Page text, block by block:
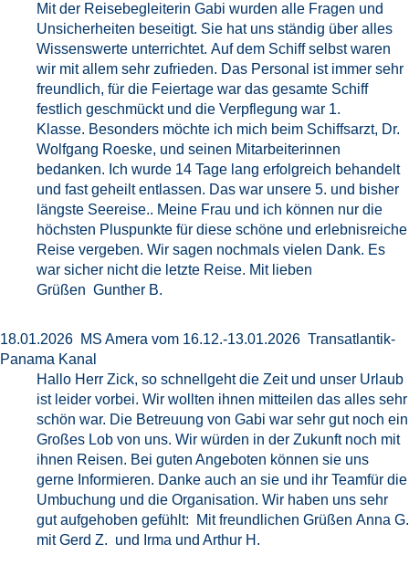
Mit der Reisebegleiterin Gabi wurden alle Fragen und
Unsicherheiten beseitigt. Sie hat uns ständig über alles
Wissenswerte unterrichtet. Auf dem Schiff selbst waren
wir mit allem sehr zufrieden. Das Personal ist immer sehr
freundlich, für die Feiertage war das gesamte Schiff
festlich geschmückt und die Verpflegung war 1.
Klasse. Besonders möchte ich mich beim Schiffsarzt, Dr.
Wolfgang Roeske, und seinen Mitarbeiterinnen
bedanken. Ich wurde 14 Tage lang erfolgreich behandelt
und fast geheilt entlassen. Das war unsere 5. und bisher
längste Seereise.. Meine Frau und ich können nur die
höchsten Pluspunkte für diese schöne und erlebnisreiche
Reise vergeben. Wir sagen nochmals vielen Dank. Es
war sicher nicht die letzte Reise. Mit lieben
Grüßen Gunther B.
18.01.2026 MS Amera vom 16.12.-13.01.2026 Transatlantik-
Panama Kanal
Hallo Herr Zick, so schnellgeht die Zeit und unser Urlaub
ist leider vorbei. Wir wollten ihnen mitteilen das alles sehr
schön war. Die Betreuung von Gabi war sehr gut noch ein
Großes Lob von uns. Wir würden in der Zukunft noch mit
ihnen Reisen. Bei guten Angeboten können sie uns
gerne Informieren. Danke auch an sie und ihr Teamfür die
Umbuchung und die Organisation. Wir haben uns sehr
gut aufgehoben gefühlt: Mit freundlichen Grüßen Anna G.
mit Gerd Z. und Irma und Arthur H.